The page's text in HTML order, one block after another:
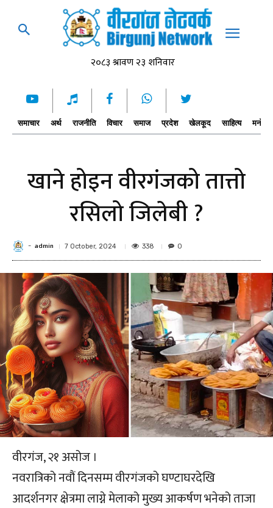
समाचार अर्थ राजनीति विचार समाज प्रदेश खेलकूद साहित्य
खाने होइन वीरगंजको तात्तो
रसिलो जिलेबी ?
- admin 7 October, 2024 338 0
वीरगंज, २१ असोज ।
नवरात्रिको नवौं दिनसम्म वीरगंजको घण्टाघरदेखि
आदर्शनगर क्षेत्रमा लाग्ने मेलाको मुख्य आकर्षण भनेको ताजा